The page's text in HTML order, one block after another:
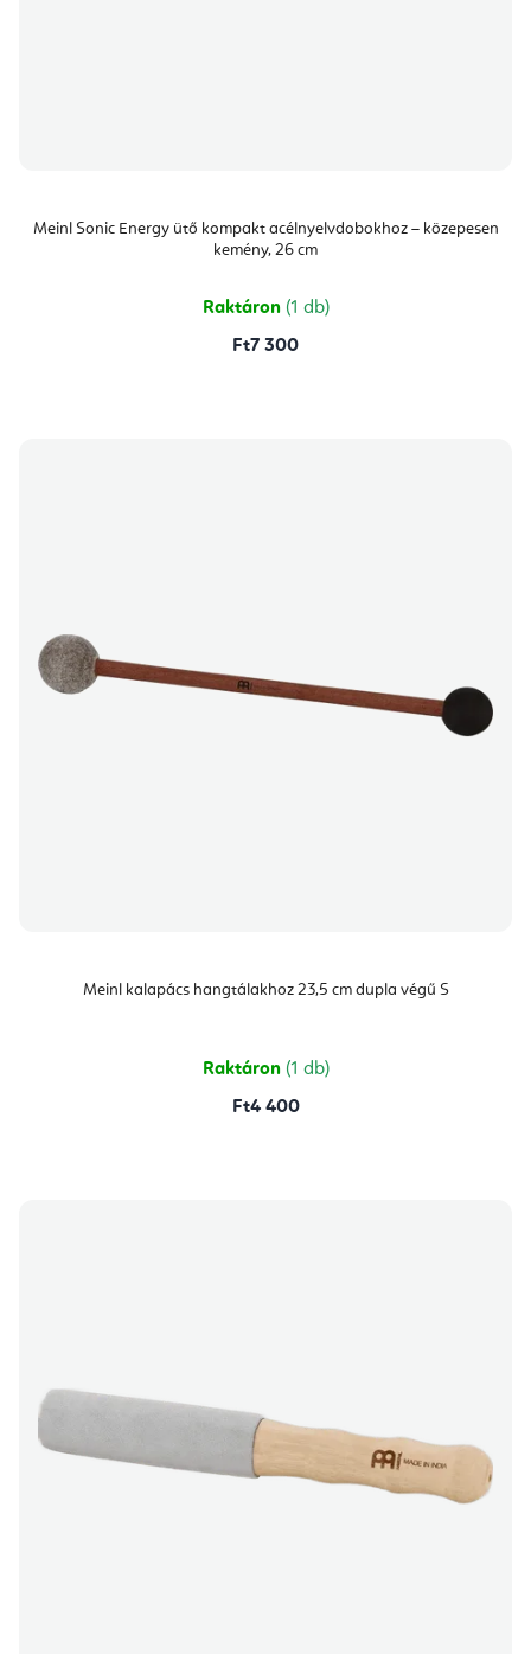
Meinl Sonic Energy ütő kompakt acélnyelvdobokhoz – közepesen
kemény, 26 cm
Raktáron (1 db)
Ft7 300
Meinl kalapács hangtálakhoz 23,5 cm dupla végű S
Raktáron (1 db)
Ft4 400